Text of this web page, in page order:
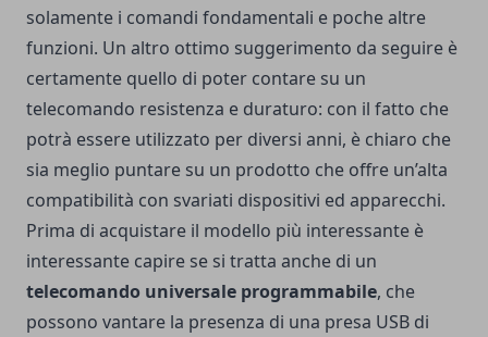
solamente i comandi fondamentali e poche altre
funzioni. Un altro ottimo suggerimento da seguire è
certamente quello di poter contare su un
telecomando resistenza e duraturo: con il fatto che
potrà essere utilizzato per diversi anni, è chiaro che
sia meglio puntare su un prodotto che offre un’alta
compatibilità con svariati dispositivi ed apparecchi.
Prima di acquistare il modello più interessante è
interessante capire se si tratta anche di un
telecomando universale programmabile, che
possono vantare la presenza di una presa USB di